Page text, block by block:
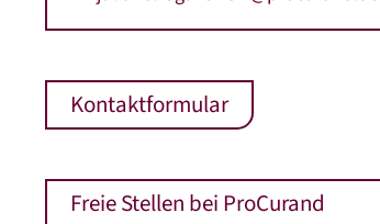
Kontaktformular
Freie Stellen bei ProCurand